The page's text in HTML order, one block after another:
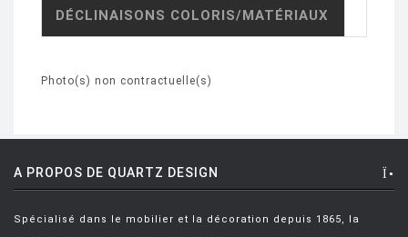
DÉCLINAISONS COLORIS/MATÉRIAUX
Photo(s) non contractuelle(s)
A PROPOS DE QUARTZ DESIGN
Spécialisé dans le mobilier et la décoration depuis 1865, la